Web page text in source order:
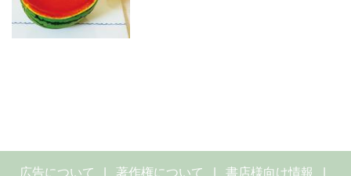
広告について 著作権について 書店様向け情報